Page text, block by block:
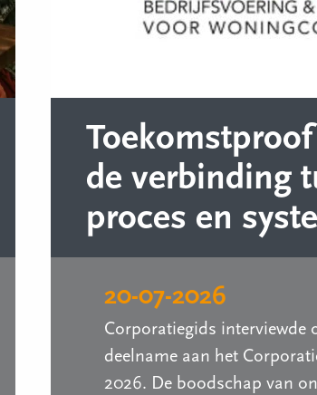
de verbinding
proces en
20-07-2026
Corporatiegids interviewde
deelname aan het
2026. De boodschap van